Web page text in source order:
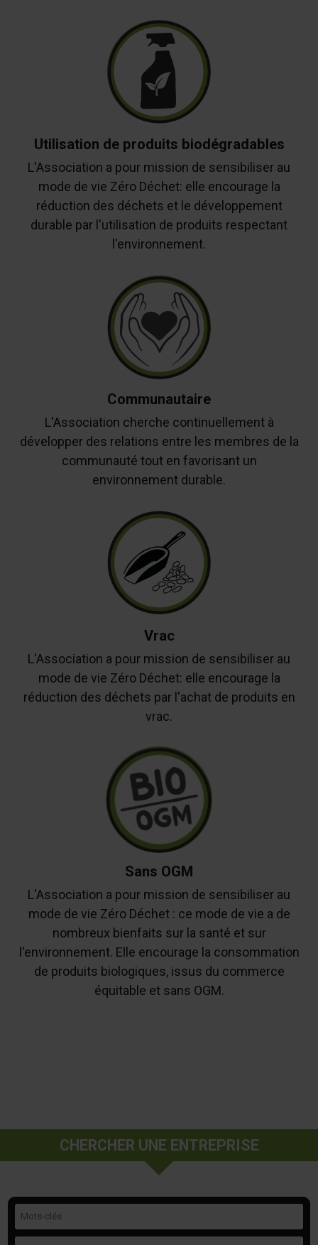
Utilisation de produits biodégradables
L'Association a pour mission de sensibiliser au
mode de vie Zéro Déchet: elle encourage la
réduction des déchets et le développement
durable par l'utilisation de produits respectant
l'environnement.
Communautaire
L'Association cherche continuellement à
développer des relations entre les membres de la
communauté tout en favorisant un
environnement durable.
Vrac
L'Association a pour mission de sensibiliser au
mode de vie Zéro Déchet: elle encourage la
réduction des déchets par l'achat de produits en
vrac.
Sans OGM
L'Association a pour mission de sensibiliser au
mode de vie Zéro Déchet : ce mode de vie a de
nombreux bienfaits sur la santé et sur
l'environnement. Elle encourage la consommation
de produits biologiques, issus du commerce
équitable et sans OGM.
CHERCHER UNE ENTREPRISE